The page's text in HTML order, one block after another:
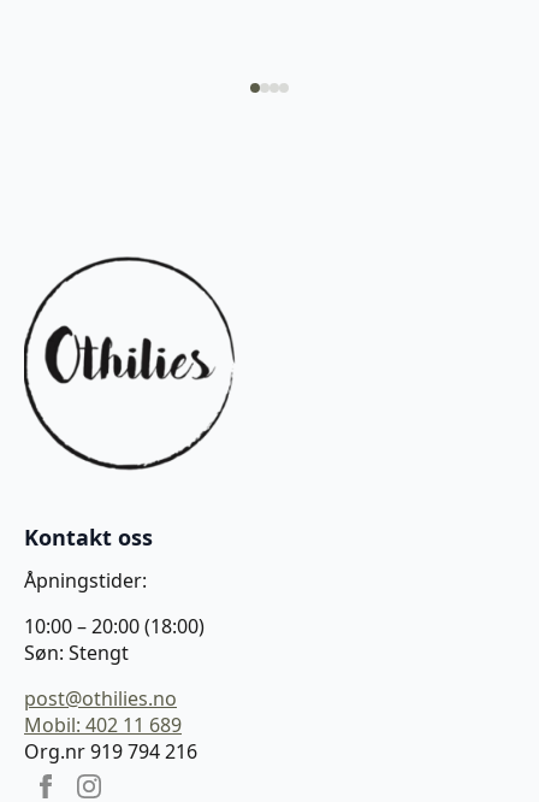
Kontakt oss
Åpningstider:
10:00 – 20:00 (18:00)
Søn: Stengt
post@othilies.no
Mobil: 402 11 689
Org.nr 919 794 216